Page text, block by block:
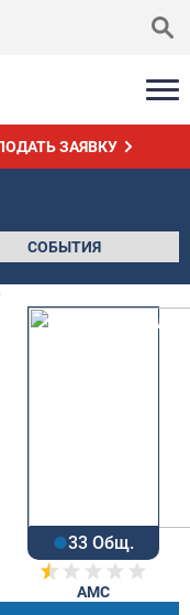
ЗАЯВКУ
СОБЫТИЯ
33 Общ.
АМС